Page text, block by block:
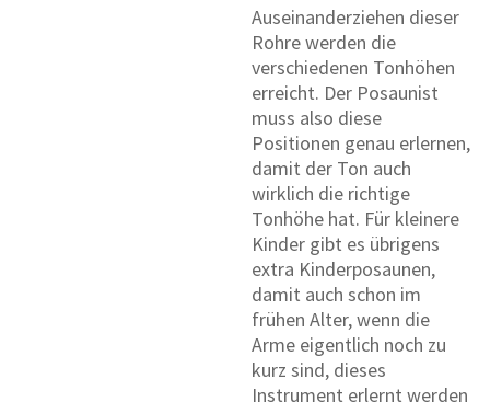
Auseinanderziehen dieser
Rohre werden die
verschiedenen Tonhöhen
erreicht. Der Posaunist
muss also diese
Positionen genau erlernen,
damit der Ton auch
wirklich die richtige
Tonhöhe hat. Für kleinere
Kinder gibt es übrigens
extra Kinderposaunen,
damit auch schon im
frühen Alter, wenn die
Arme eigentlich noch zu
kurz sind, dieses
Instrument erlernt werden